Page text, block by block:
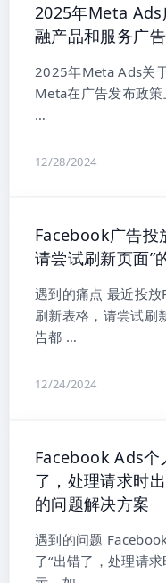
2025年Meta Ads
融产品和服务广
2025年Meta Ads关
Meta在广告发布政
…
12/28/2024
Facebook广告投
请尝试刷新页面”
遇到的痛点 最近投
刷新表格，请尝试刷
告都 …
12/24/2024
Facebook Ads个
了，处理请求时
的问题解决方案
遇到的问题
了“出错了，处理请